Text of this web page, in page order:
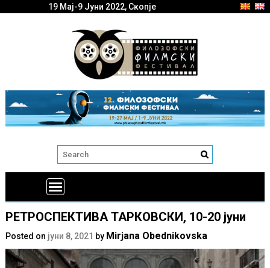
19 Мај-9 Јуни 2022, Скопје
РЕТРОСПЕКТИВА ТАРКОВСКИ, 10-20 јуни
Posted on јуни 8, 2021 by Mirjana Obednikovska